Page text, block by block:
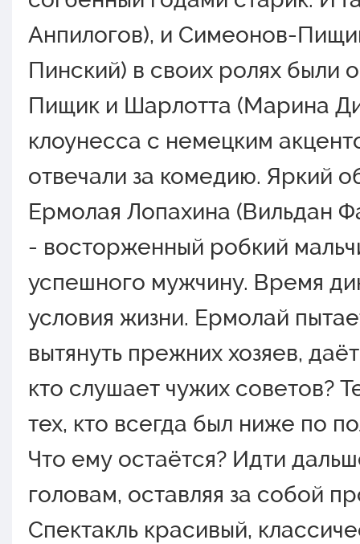
Анпилогов), и Симеонов-
Пинский) в своих ролях были
Пищик и Шарлотта (Марина
клоунесса с немецким
отвечали за комедию. Яркий
Ермолая Лопахина (Вильдан
- восторженный робкий
успешного мужчину. Время
условия жизни. Ермолай
вытянуть прежних хозяев,
кто слушает чужих советов?
тех, кто всегда был ниже по
Что ему остаётся? Идти
головам, оставляя за собой
Спектакль красивый,